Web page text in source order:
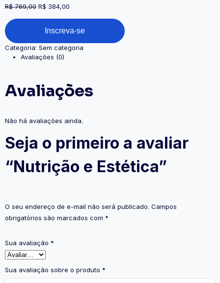
R$769,00 R$ 384,00
Inscreva-se
Categoria: Sem categoria
Avaliações (0)
Avaliações
Não há avaliações ainda.
Seja o primeiro a avaliar
“Nutrição e Estética”
O seu endereço de e-mail não será publicado. Campos
obrigatórios são marcados com *
Sua avaliação *
Sua avaliação sobre o produto *